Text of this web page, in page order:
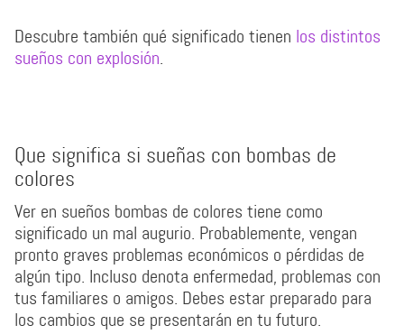
Descubre también qué significado tienen los distintos
sueños con explosión.
Que significa si sueñas con bombas de
colores
Ver en sueños bombas de colores tiene como
significado un mal augurio. Probablemente, vengan
pronto graves problemas económicos o pérdidas de
algún tipo. Incluso denota enfermedad, problemas con
tus familiares o amigos. Debes estar preparado para
los cambios que se presentarán en tu futuro.